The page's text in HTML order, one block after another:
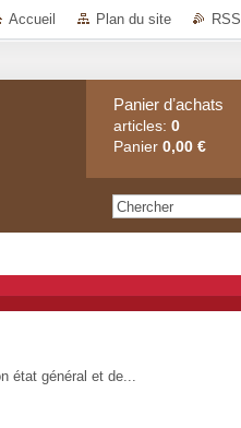
Accueil Plan du site RSS
Panier dʼachats
articles: 0
Panier 0,00 €
état général et de...